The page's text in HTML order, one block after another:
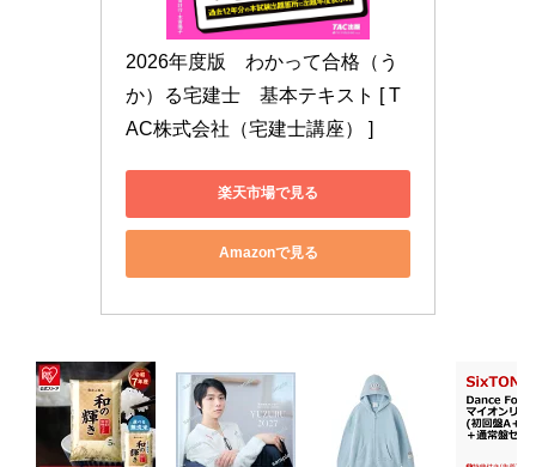
2026年度版　わかって合格（う
か）る宅建士　基本テキスト [ T
AC株式会社（宅建士講座） ]
楽天市場で見る
Amazonで見る